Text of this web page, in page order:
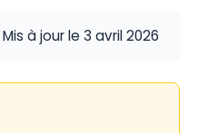
Mis à jour le 3 avril 2026